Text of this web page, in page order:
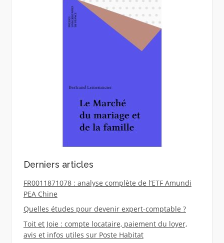
Derniers articles
FR0011871078 : analyse complète de l’ETF Amundi
PEA Chine
Quelles études pour devenir expert-comptable ?
Toit et Joie : compte locataire, paiement du loyer,
avis et infos utiles sur Poste Habitat